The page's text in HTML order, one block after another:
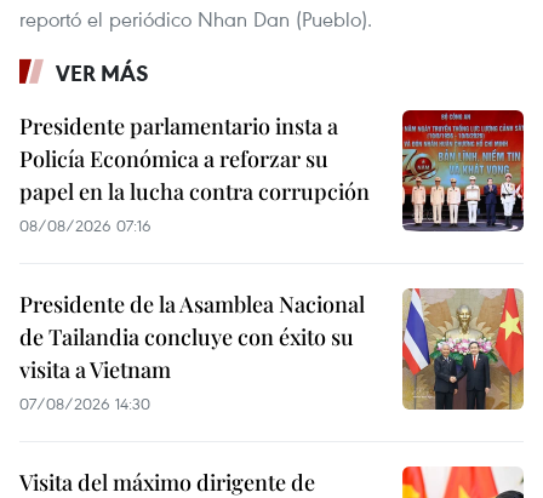
reportó el periódico Nhan Dan (Pueblo).
VER MÁS
Presidente parlamentario insta a
Policía Económica a reforzar su
papel en la lucha contra corrupción
08/08/2026 07:16
Presidente de la Asamblea Nacional
de Tailandia concluye con éxito su
visita a Vietnam
07/08/2026 14:30
Visita del máximo dirigente de